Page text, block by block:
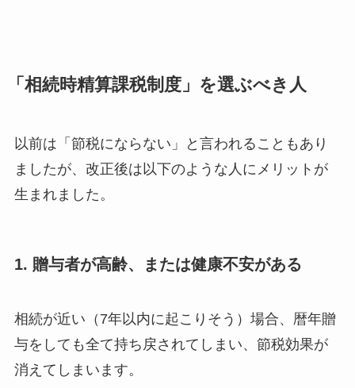
「相続時精算課税制度」を選ぶべき人
以前は「節税にならない」と言われることもあり
ましたが、改正後は以下のような人にメリットが
生まれました。
1. 贈与者が高齢、または健康不安がある
相続が近い（7年以内に起こりそう）場合、暦年贈
与をしても全て持ち戻されてしまい、節税効果が
消えてしまいます。